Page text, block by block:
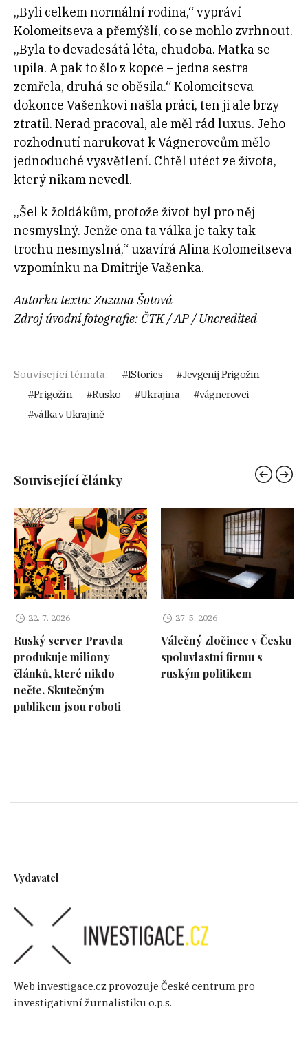
„Byli celkem normální rodina,“ vypráví
Kolomeitseva a přemýšlí, co se mohlo zvrhnout.
„Byla to devadesátá léta, chudoba. Matka se
upila. A pak to šlo z kopce – jedna sestra
zemřela, druhá se oběsila.“ Kolomeitseva
dokonce Vašenkovi našla práci, ten ji ale brzy
ztratil. Nerad pracoval, ale měl rád luxus. Jeho
rozhodnutí narukovat k Vágnerovcům mělo
jednoduché vysvětlení. Chtěl utéct ze života,
který nikam nevedl.
„Šel k žoldákům, protože život byl pro něj
nesmyslný. Jenže ona ta válka je taky tak
trochu nesmyslná,“ uzavírá Alina Kolomeitseva
vzpomínku na Dmitrije Vašenka.
Autorka textu: Zuzana Šotová
Zdroj úvodní fotografie: ČTK / AP / Uncredited
Související témata: IStories
Jevgenij Prigožin
Prigožin
Rusko Ukrajina
vágnerovci
válka v Ukrajině
Související články
22. 7. 2026
Ruský server Pravda
produkuje miliony
článků, které nikdo
nečte. Skutečným
publikem jsou roboti
27. 5. 2026
Válečný zločinec v Česku
spoluvlastní firmu s
ruským politikem
Vydavatel
Web investigace.cz provozuje České centrum pro
investigativní žurnalistiku o.p.s.